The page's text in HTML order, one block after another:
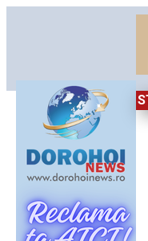
Sărbătoare!” – trei zile